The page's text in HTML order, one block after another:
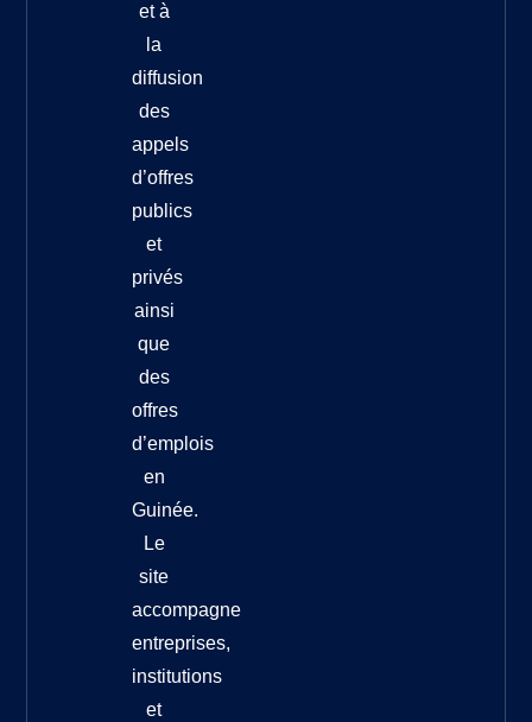
et à
la
diffusion
des
appels
d’offres
publics
et
privés
ainsi
que
des
offres
d’emplois
en
Guinée.
Le
site
accompagne
entreprises,
institutions
et